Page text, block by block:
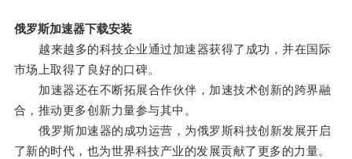
俄罗斯加速器下载安装
越来越多的科技企业通过加速器获得了成功，并在国际
市场上取得了良好的口碑。
加速器还在不断拓展合作伙伴，加速技术创新的跨界融
合，推动更多创新力量参与其中。
俄罗斯加速器的成功运营，为俄罗斯科技创新发展开启
了新的时代，也为世界科技产业的发展贡献了更多的力量。